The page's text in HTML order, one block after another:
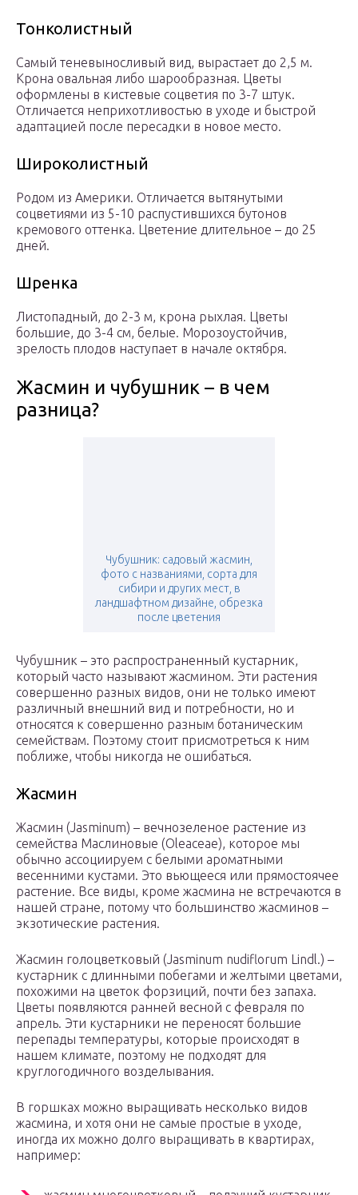
Тонколистный
Самый теневыносливый вид, вырастает до 2,5 м.
Крона овальная либо шарообразная. Цветы
оформлены в кистевые соцветия по 3-7 штук.
Отличается неприхотливостью в уходе и быстрой
адаптацией после пересадки в новое место.
Широколистный
Родом из Америки. Отличается вытянутыми
соцветиями из 5-10 распустившихся бутонов
кремового оттенка. Цветение длительное – до 25
дней.
Шренка
Листопадный, до 2-3 м, крона рыхлая. Цветы
большие, до 3-4 см, белые. Морозоустойчив,
зрелость плодов наступает в начале октября.
Жасмин и чубушник – в чем
разница?
Чубушник: садовый жасмин,
фото с названиями, сорта для
сибири и других мест, в
ландшафтном дизайне, обрезка
после цветения
Чубушник – это распространенный кустарник,
который часто называют жасмином. Эти растения
совершенно разных видов, они не только имеют
различный внешний вид и потребности, но и
относятся к совершенно разным ботаническим
семействам. Поэтому стоит присмотреться к ним
поближе, чтобы никогда не ошибаться.
Жасмин
Жасмин (Jasminum) – вечнозеленое растение из
семейства Маслиновые (Oleaceae), которое мы
обычно ассоциируем с белыми ароматными
весенними кустами. Это вьющееся или прямостоячее
растение. Все виды, кроме жасмина не встречаются в
нашей стране, потому что большинство жасминов –
экзотические растения.
Жасмин голоцветковый (Jasminum nudiflorum Lindl.) –
кустарник с длинными побегами и желтыми цветами,
похожими на цветок форзиций, почти без запаха.
Цветы появляются ранней весной с февраля по
апрель. Эти кустарники не переносят большие
перепады температуры, которые происходят в
нашем климате, поэтому не подходят для
круглогодичного возделывания.
В горшках можно выращивать несколько видов
жасмина, и хотя они не самые простые в уходе,
иногда их можно долго выращивать в квартирах,
например: